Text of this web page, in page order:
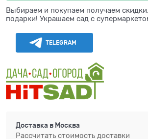
Выбираем и покупаем получаем
подарки! Украшаем сад с
TELEGRAM
Доставка в Москва
Рассчитать стоимость доставки